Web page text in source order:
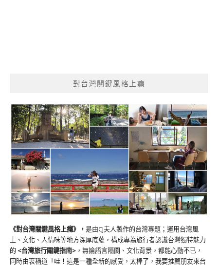
對台灣關鍵風格上癮
《對台灣關鍵風格上癮》 ， 是由CJ夫人製作的台灣專題；運用台灣風
土、文化、人情味等地方深厚底蘊，構成專為旅行者認識台灣獨特魅力
的 <台灣旅行關鍵指南> ，無論語言隔閡、文化背景，都能心動不已，
同時由衷稱道「哇！這是一種全新的感受，太棒了，我要推薦朋友來台